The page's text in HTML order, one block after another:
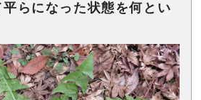
らになった状態を何とい